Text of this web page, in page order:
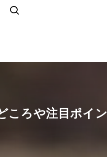
ころや注目ポイ